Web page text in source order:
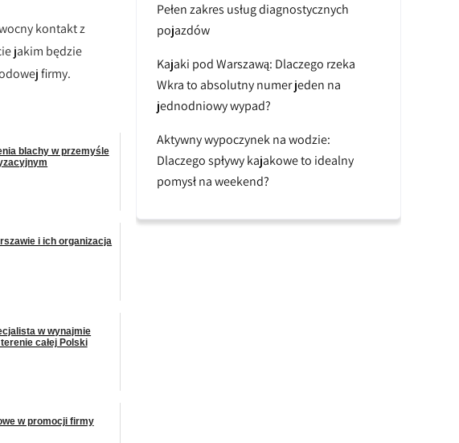
kontakt z
jakim będzie
firmy.
blachy w przemyśle
i ich organizacja
w wynajmie
całej Polski
w promocji firmy
Pełen zakres usług diagnostycznych
pojazdów
Kajaki pod Warszawą: Dlaczego rzeka
Wkra to absolutny numer jeden na
jednodniowy wypad?
Aktywny wypoczynek na wodzie:
Dlaczego spływy kajakowe to idealny
pomysł na weekend?